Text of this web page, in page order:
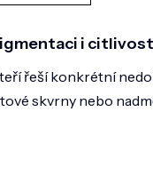
d
c
p
r
o
á
í
i citlivost
řeší konkrétní
skvrny nebo